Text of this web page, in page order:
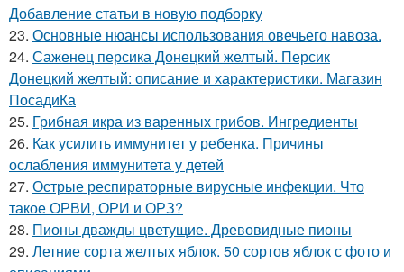
Добавление статьи в новую подборку
23. Основные нюансы использования овечьего навоза.
24. Саженец персика Донецкий желтый. Персик
Донецкий желтый: описание и характеристики. Магазин
ПосадиКа
25. Грибная икра из варенных грибов. Ингредиенты
26. Как усилить иммунитет у ребенка. Причины
ослабления иммунитета у детей
27. Острые респираторные вирусные инфекции. Что
такое ОРВИ, ОРИ и ОРЗ?
28. Пионы дважды цветущие. Древовидные пионы
29. Летние сорта желтых яблок. 50 сортов яблок с фото и